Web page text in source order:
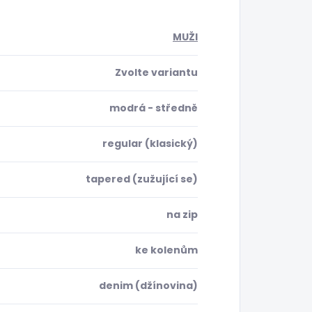
MUŽI
Zvolte variantu
modrá - středně
regular (klasický)
tapered (zužující se)
na zip
ke kolenům
denim (džínovina)